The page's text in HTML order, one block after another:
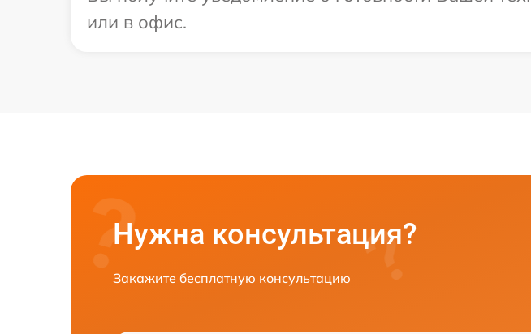
или в офис.
Нужна консультация?
Закажите бесплатную консультацию